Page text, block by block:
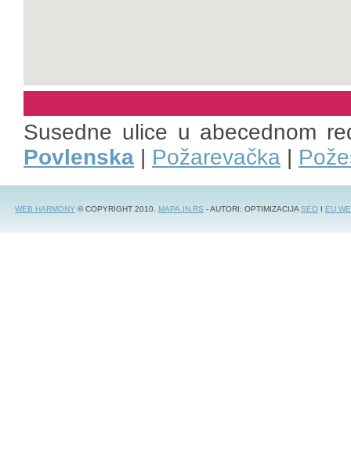
Susedne ulice u abecednom
Povlenska | Požarevačka |
WEB HARMONY © COPYRIGHT 2010. MAPA.IN.RS - AUTORI: OPTIMIZACIJASEO I EU